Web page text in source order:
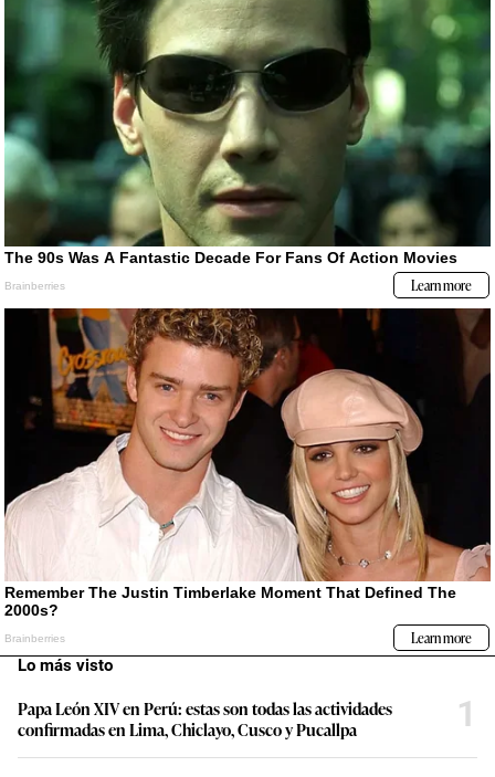
Lo más visto
Papa León XIV en Perú: estas son todas las actividades
confirmadas en Lima, Chiclayo, Cusco y Pucallpa
1